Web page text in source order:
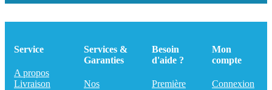
Service
A propos
Livraison
Services &
Garanties
Nos
Besoin
d'aide ?
Première
Mon
compte
Connexion